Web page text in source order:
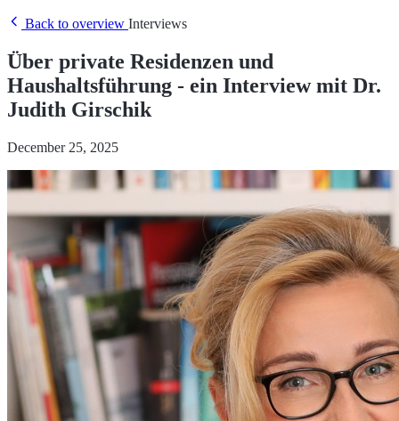
Back to overview Interviews
Über private Residenzen und
Haushaltsführung - ein Interview mit Dr.
Judith Girschik
December 25, 2025